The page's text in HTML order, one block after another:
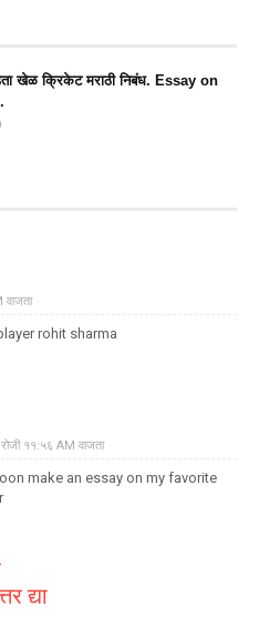
खेळ क्रिकेट मराठी निबंध. Essay on
rohit sharma
११:५६ AM वाजता
make an essay on my favorite
द्या